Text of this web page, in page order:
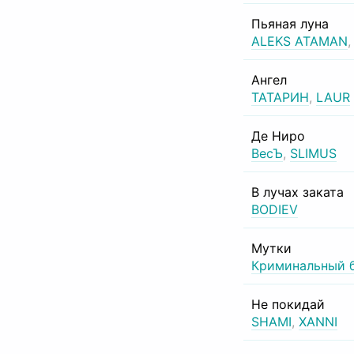
Пьяная луна
ALEKS ATAMAN,
Ангел
ТАТАРИН, LAUR
Де Ниро
ВесЪ, SLIMUS
В лучах заката
BODIEV
Мутки
Криминальный
Не покидай
SHAMI, XANNI